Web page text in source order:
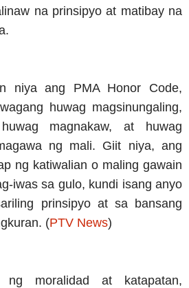
na prinsipyo at matibay na
niya ang PMA Honor Code,
huwag magsinungaling,
magnakaw, at huwag
ng mali. Giit niya, ang
ng katiwalian o maling gawain
iwas sa gulo, kundi isang anyo
prinsipyo at sa bansang
(PTV News)
moralidad at katapatan,